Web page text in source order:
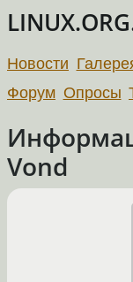
Новости
Форум Опросы
Vond